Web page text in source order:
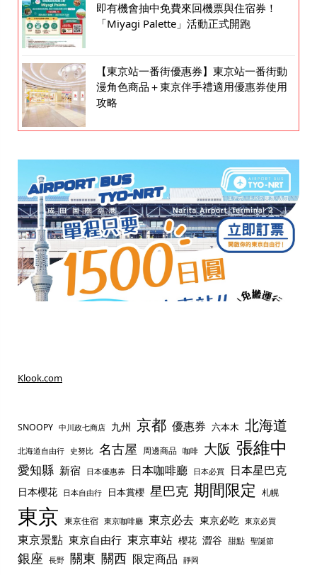
即有機會抽中免費來回機票與住宿券！
「Miyagi Palette」活動正式開跑
【東京站一番街優惠券】東京站一番街動
漫角色商品＋東京伴手禮適用優惠券使用
攻略
Klook.com
SNOOPY 中川政七商店 九州 京都 優惠券 六本木 北海道
北海道自由行 史努比 名古屋 周邊商品 咖啡 大阪 張維中
愛知縣 新宿 日本優惠券 日本咖啡廳 日本必買 日本星巴克
日本櫻花 日本自由行 日本賞櫻 星巴克 期間限定 札幌
東京 東京住宿 東京咖啡廳 東京必去 東京必吃 東京必買
東京景點 東京自由行 東京車站 櫻花 澀谷 甜點 聖誕節
銀座 長野 關東 關西 限定商品 靜岡